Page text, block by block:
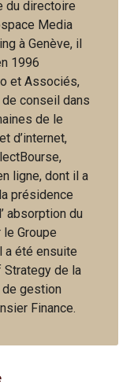
du directoire
Media
à Genève, il
1996
et Associés,
conseil dans
de le
d’internet,
ligne, dont il a
présidence
absorption du
le Groupe
a été ensuite
Strategy de la
gestion
Finance.